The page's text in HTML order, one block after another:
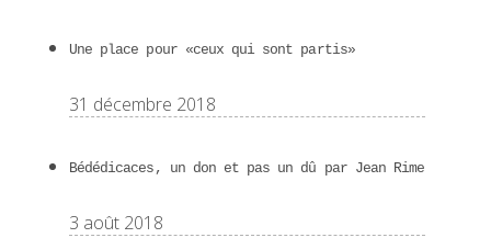
Une place pour «ceux qui sont partis»
31 décembre 2018
Bédédicaces, un don et pas un dû par Jean Rime
3 août 2018